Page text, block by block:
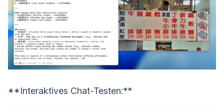
**Interaktives Chat-Testen:**